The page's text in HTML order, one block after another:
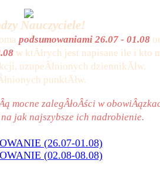
Nauczyciele!
podsumowaniami 26.07 - 01.08
w ktĂłrych jest napisane ile i kto
uzupeÂłnionych dziennikĂłw,
punktĂłw.
mocne zalegÂłoÂści w
jak najszybsze ich nadrobienie.
(26.07-01.08)
(02.08-08.08)